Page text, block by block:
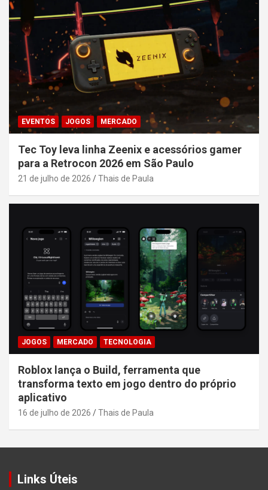
EVENTOS JOGOS MERCADO
Tec Toy leva linha Zeenix e acessórios gamer
para a Retrocon 2026 em São Paulo
21 de julho de 2026 Thais de Paula
JOGOS MERCADO TECNOLOGIA
Roblox lança o Build, ferramenta que
transforma texto em jogo dentro do próprio
aplicativo
16 de julho de 2026 Thais de Paula
Links Úteis